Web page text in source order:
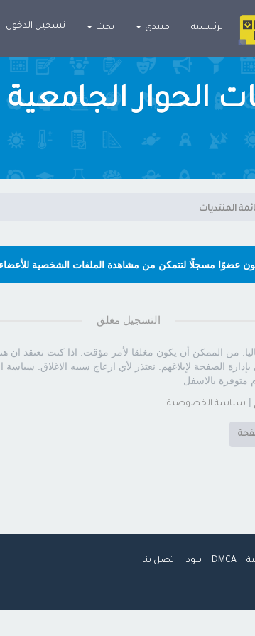
الرئيسية منتدى بحث تسجيل الدخول
الحوار
المنتديات
عضوًا مسجلًا لتتمكن من مشاهدة الملفات الشخصية للأعضاء
التسجيل مغلق
من الممكن أن يكون مغلقا لأمر مؤقت. اذا كنت تعتقد ان
بإدارة الصفحة لإبلاغهم. نعتذر لأي ازعاج سببه الاغلاق.
متوفرة بالاسفل
| سياسة الخصوصية
DMCA بنود اتصل بنا